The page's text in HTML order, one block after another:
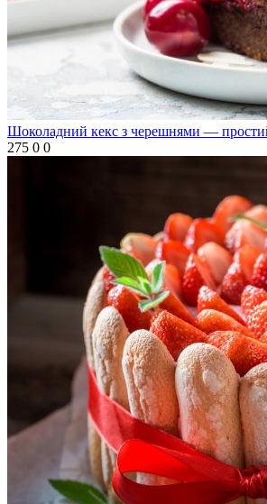
Шоколадний кекс з черешнями —
275 0 0